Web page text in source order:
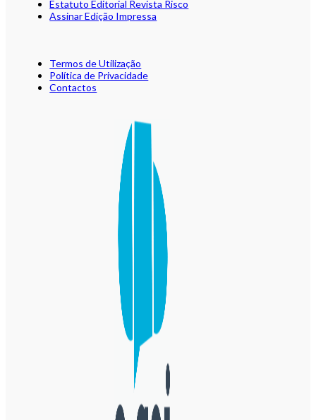
Estatuto Editorial Revista Risco
Assinar Edição Impressa
Termos de Utilização
Política de Privacidade
Contactos